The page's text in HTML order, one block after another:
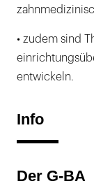
• zudem sind
entwickeln.
Info
Der G-BA